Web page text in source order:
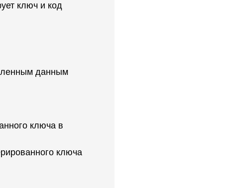
ключ и код
данным
ключа в
ключа